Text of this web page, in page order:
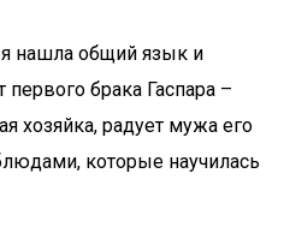
нашла общий язык и
брака Гаспара –
хозяйка, радует мужа его
которые научилась